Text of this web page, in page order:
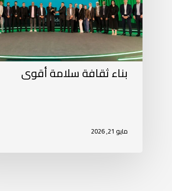
بناء ثقافة سلامة أقوى
مايو 21, 2026